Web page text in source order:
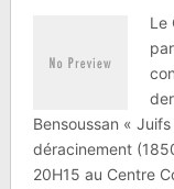
Le
Bensoussan «
déracinement
20H15 au Centre